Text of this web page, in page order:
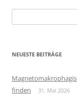
nach:
NEUESTE BEITRÄGE
finden
31. Mai 2026